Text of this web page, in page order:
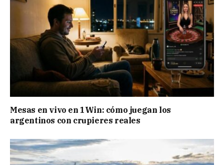
Mesas en vivo en 1Win: cómo juegan los
argentinos con crupieres reales